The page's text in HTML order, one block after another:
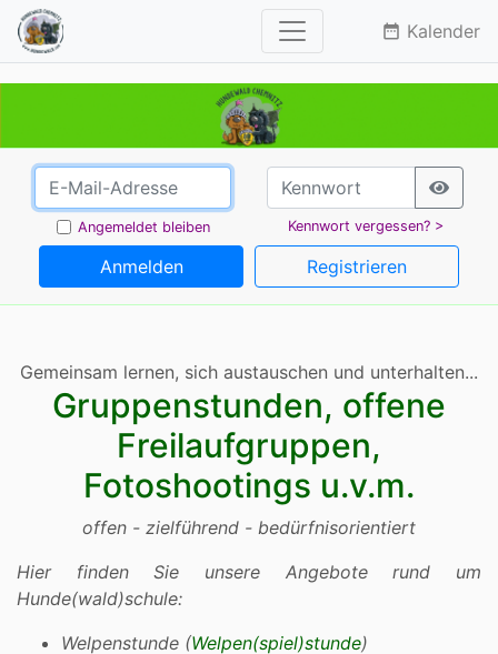
date_range Kalender
Angemeldet bleiben Kennwort vergessen? >
Anmelden Registrieren
Gemeinsam lernen, sich austauschen und unterhalten...
Gruppenstunden, offene
Freilaufgruppen,
Fotoshootings u.v.m.
offen - zielführend - bedürfnisorientiert
Hier finden Sie unsere Angebote rund um
Hunde(wald)schule:
Welpenstunde (Welpen(spiel)stunde)